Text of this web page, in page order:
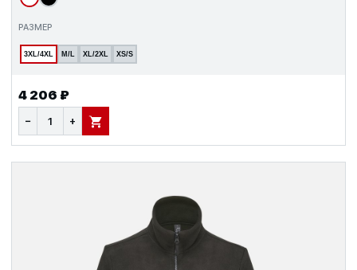
РАЗМЕР
3XL/4XL M/L XL/2XL XS/S
4 206 ₽
− + В КОРЗИНУ